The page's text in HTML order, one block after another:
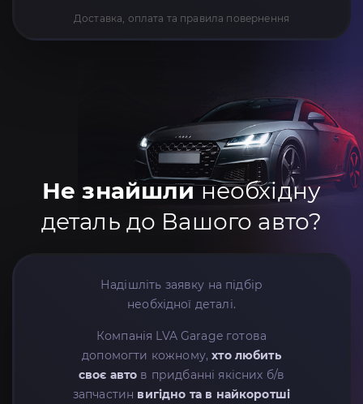
Доставка, оплата та правила повернення
Не знайшлинеобхідну
деталь до Вашого авто?
Надішліть заявку на підбір
необхідної деталі.
Компанія LVA Garage готова
допомогти кожному,хто любить
своє авто в придбанні якісних б/в
запчастин вигідно та в найкоротші